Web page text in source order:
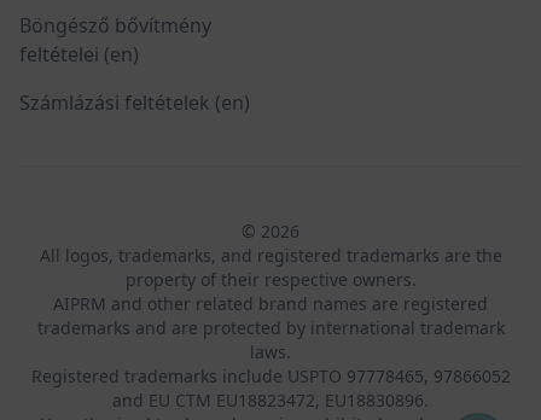
Böngésző bővítmény
feltételei (en)
Számlázási feltételek (en)
© 2026
All logos, trademarks, and registered trademarks are the
property of their respective owners.
AIPRM and other related brand names are registered
trademarks and are protected by international trademark
laws.
Registered trademarks include USPTO 97778465, 97866052
and EU CTM EU18823472, EU18830896.